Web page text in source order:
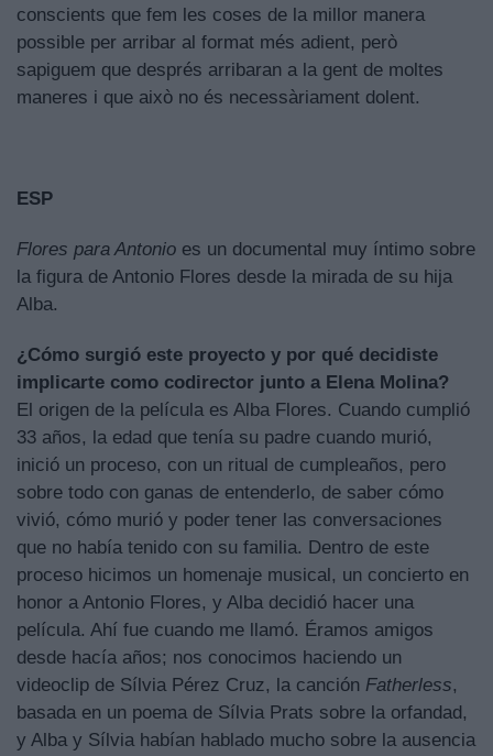
conscients que fem les coses de la millor manera
possible per arribar al format més adient, però
sapiguem que després arribaran a la gent de moltes
maneres i que això no és necessàriament dolent.
ESP
Flores para Antonio es un documental muy íntimo sobre
la figura de Antonio Flores desde la mirada de su hija
Alba.
¿Cómo surgió este proyecto y por qué decidiste
implicarte como codirector junto a Elena Molina?
El origen de la película es Alba Flores. Cuando cumplió
33 años, la edad que tenía su padre cuando murió,
inició un proceso, con un ritual de cumpleaños, pero
sobre todo con ganas de entenderlo, de saber cómo
vivió, cómo murió y poder tener las conversaciones
que no había tenido con su familia. Dentro de este
proceso hicimos un homenaje musical, un concierto en
honor a Antonio Flores, y Alba decidió hacer una
película. Ahí fue cuando me llamó. Éramos amigos
desde hacía años; nos conocimos haciendo un
videoclip de Sílvia Pérez Cruz, la canción Fatherless,
basada en un poema de Sílvia Prats sobre la orfandad,
y Alba y Sílvia habían hablado mucho sobre la ausencia